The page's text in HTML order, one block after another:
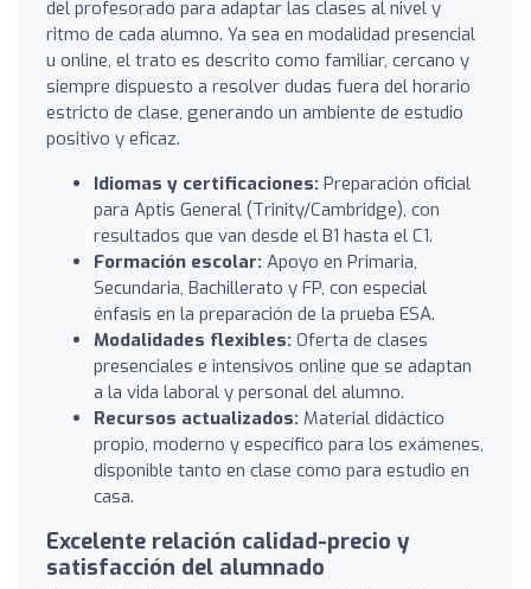
del profesorado para adaptar las clases al nivel y
ritmo de cada alumno. Ya sea en modalidad presencial
u online, el trato es descrito como familiar, cercano y
siempre dispuesto a resolver dudas fuera del horario
estricto de clase, generando un ambiente de estudio
positivo y eficaz.
Idiomas y certificaciones: Preparación oficial
para Aptis General (Trinity/Cambridge), con
resultados que van desde el B1 hasta el C1.
Formación escolar: Apoyo en Primaria,
Secundaria, Bachillerato y FP, con especial
énfasis en la preparación de la prueba ESA.
Modalidades flexibles: Oferta de clases
presenciales e intensivos online que se adaptan
a la vida laboral y personal del alumno.
Recursos actualizados: Material didáctico
propio, moderno y específico para los exámenes,
disponible tanto en clase como para estudio en
casa.
Excelente relación calidad-precio y
satisfacción del alumnado